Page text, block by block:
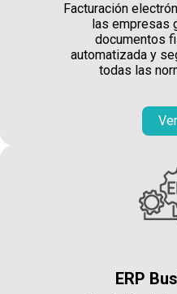
Facturación
las empresas
documentos
automatizada y
todas las
ERP